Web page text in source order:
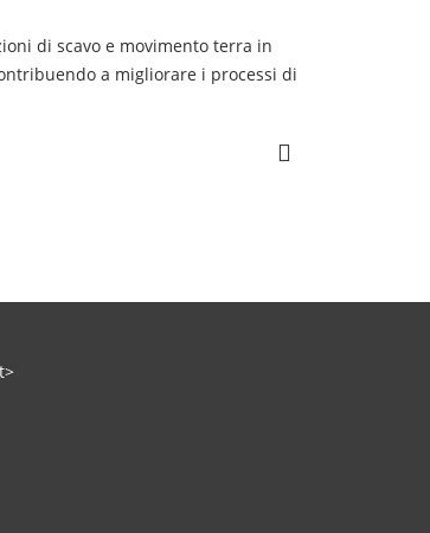
di scavo e movimento terra in
a migliorare i processi di
t>